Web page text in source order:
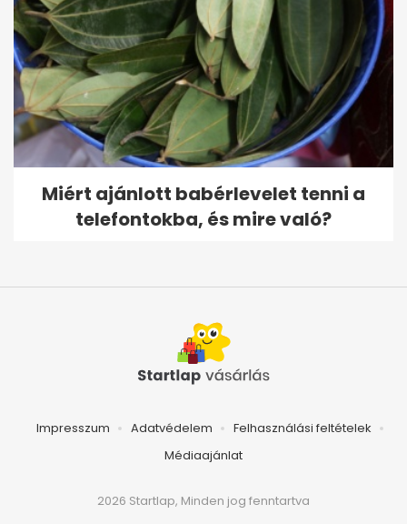
Miért ajánlott babérlevelet tenni a
telefontokba, és mire való?
Impresszum Adatvédelem
Felhasználási feltételek
Médiaajánlat
2026 Startlap, Minden jog fenntartva